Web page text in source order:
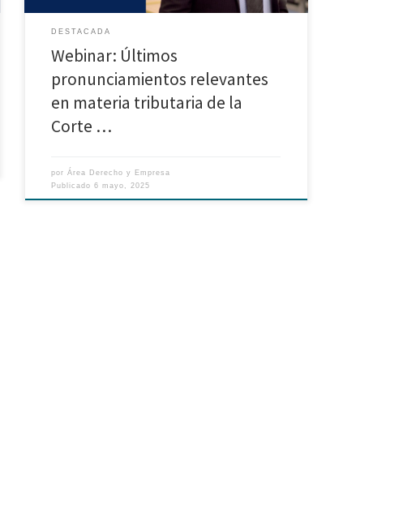
DESTACADA
Webinar: Últimos
pronunciamientos relevantes
en materia tributaria de la
Corte …
porÁrea Derecho y Empresa
Publicado6 mayo, 2025